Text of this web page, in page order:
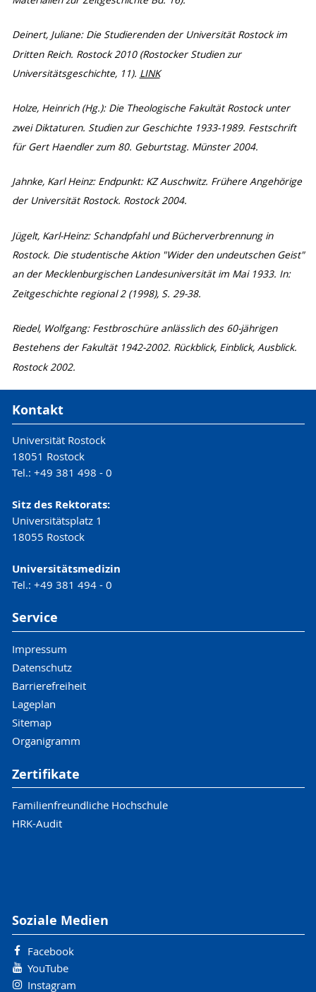
Deinert, Juliane: Die Studierenden der Universität Rostock im
Dritten Reich. Rostock 2010 (Rostocker Studien zur
Universitätsgeschichte, 11). LINK
Holze, Heinrich (Hg.): Die Theologische Fakultät Rostock unter
zwei Diktaturen. Studien zur Geschichte 1933-1989. Festschrift
für Gert Haendler zum 80. Geburtstag. Münster 2004.
Jahnke, Karl Heinz: Endpunkt: KZ Auschwitz. Frühere Angehörige
der Universität Rostock. Rostock 2004.
Jügelt, Karl-Heinz: Schandpfahl und Bücherverbrennung in
Rostock. Die studentische Aktion "Wider den undeutschen Geist"
an der Mecklenburgischen Landesuniversität im Mai 1933. In:
Zeitgeschichte regional 2 (1998), S. 29-38.
Riedel, Wolfgang: Festbroschüre anlässlich des 60-jährigen
Bestehens der Fakultät 1942-2002. Rückblick, Einblick, Ausblick.
Rostock 2002.
Kontakt
Universität Rostock
18051 Rostock
Tel.: +49 381 498 - 0
Sitz des Rektorats:
Universitätsplatz 1
18055 Rostock
Universitätsmedizin
Tel.: +49 381 494 - 0
Service
Impressum
Datenschutz
Barrierefreiheit
Lageplan
Sitemap
Organigramm
Zertifikate
Familienfreundliche Hochschule
HRK-Audit
Soziale Medien
Facebook
YouTube
Instagram